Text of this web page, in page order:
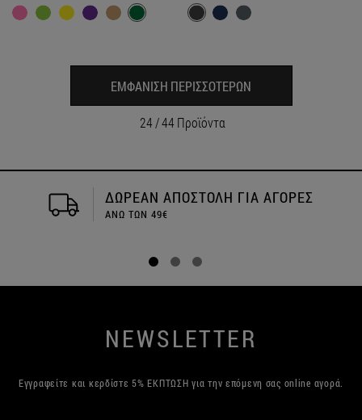
ΕΜΦΑΝΙΣΗ ΠΕΡΙΣΣΟΤΕΡΩΝ
24/44Προϊόντα
ΔΩΡΕΑΝ ΑΠΟΣΤΟΛΗ ΓΙΑ ΑΓΟΡΕΣ
ΑΝΩ ΤΩΝ 49€
NEWSLETTER
Εγγραφείτε και κερδίστε 5% ΕΚΠΤΩΣΗ για την επόμενη σας online αγορά.